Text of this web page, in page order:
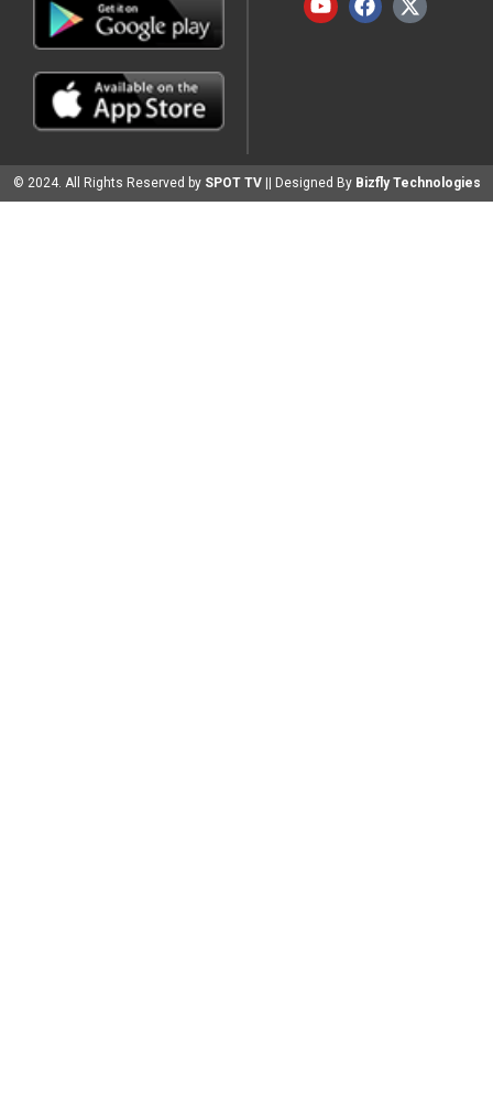
© 2024. All Rights Reserved by SPOT TV || Designed By Bizfly Technologies